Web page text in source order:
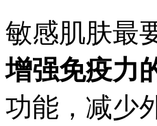
敏感肌肤最
增强免疫力
功能，减少